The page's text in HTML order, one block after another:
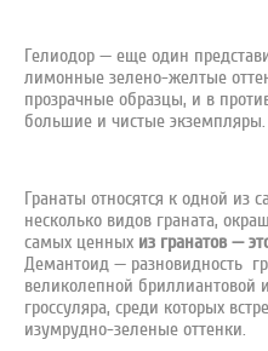
Гелиодор — еще один
лимонные зелено-желтые
прозрачные образцы, и в
большие и чистые экземпляры.
Гранаты относятся к одной из
несколько видов граната,
самых ценных из гранатов —
Демантоид — разновидность
великолепной бриллиантовой
гроссуляра, среди которых
изумрудно-зеленые оттенки.